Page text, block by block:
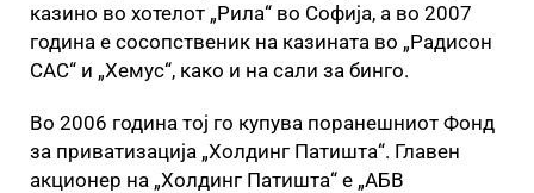
казино во хотелот „Рила“ во Софија, а во 2007
година е сосопственик на казината во „Радисон
САС“ и „Хемус“, како и на сали за бинго.
Во 2006 година тој го купува поранешниот Фонд
за приватизација „Холдинг Патишта“. Главен
акционер на „Холдинг Патишта“ е „АБВ